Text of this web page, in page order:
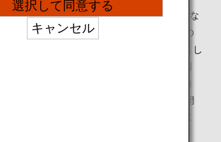
根が特徴的な塔や神仏を祀ったお堂な
藍が点在し、のんびりと歩いて巡るの
なかでも有名なのが山の絶壁にせり出し
本堂。釘を一本も使わずに、断崖を利
上げた巨大な建物には驚くばかり。舞
高低差は13mもあり、春には桜が満開
が美しい山に囲まれた舞台から眼下に
景色は、昔も今も人々を魅了し続けて
選択して同意する
キャンセル